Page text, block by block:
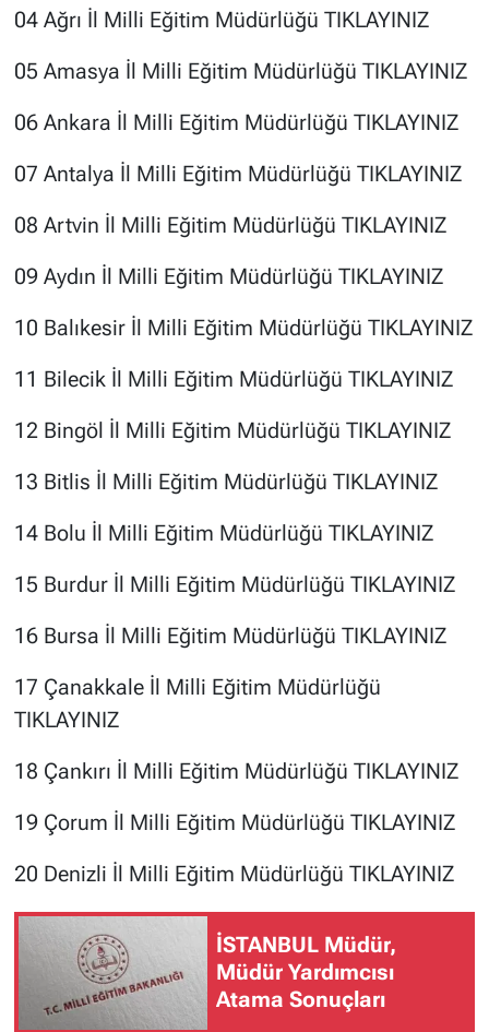
04 Ağrı İl Milli Eğitim Müdürlüğü TIKLAYINIZ
05 Amasya İl Milli Eğitim Müdürlüğü TIKLAYINIZ
06 Ankara İl Milli Eğitim Müdürlüğü TIKLAYINIZ
07 Antalya İl Milli Eğitim Müdürlüğü TIKLAYINIZ
08 Artvin İl Milli Eğitim Müdürlüğü TIKLAYINIZ
09 Aydın İl Milli Eğitim Müdürlüğü TIKLAYINIZ
10 Balıkesir İl Milli Eğitim Müdürlüğü TIKLAYINIZ
11 Bilecik İl Milli Eğitim Müdürlüğü TIKLAYINIZ
12 Bingöl İl Milli Eğitim Müdürlüğü TIKLAYINIZ
13 Bitlis İl Milli Eğitim Müdürlüğü TIKLAYINIZ
14 Bolu İl Milli Eğitim Müdürlüğü TIKLAYINIZ
15 Burdur İl Milli Eğitim Müdürlüğü TIKLAYINIZ
16 Bursa İl Milli Eğitim Müdürlüğü TIKLAYINIZ
17 Çanakkale İl Milli Eğitim Müdürlüğü
TIKLAYINIZ
18 Çankırı İl Milli Eğitim Müdürlüğü TIKLAYINIZ
19 Çorum İl Milli Eğitim Müdürlüğü TIKLAYINIZ
20 Denizli İl Milli Eğitim Müdürlüğü TIKLAYINIZ
İSTANBUL Müdür,
Müdür Yardımcısı
Atama Sonuçları